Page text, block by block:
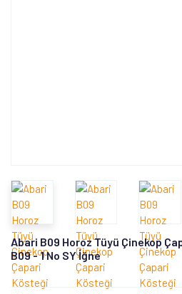
Abari B09 Horoz Tüyü Çinekop
B09 - 1 No SY İğne